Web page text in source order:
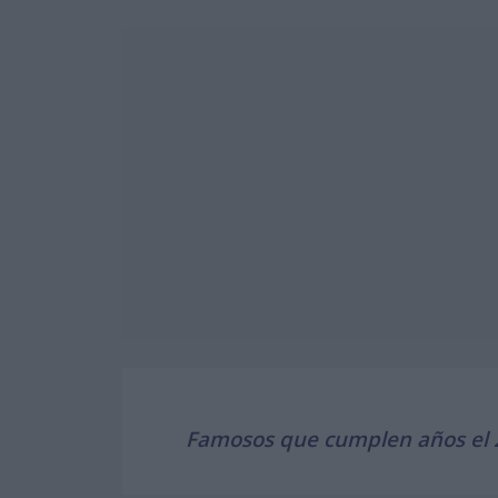
Famosos que cumplen años